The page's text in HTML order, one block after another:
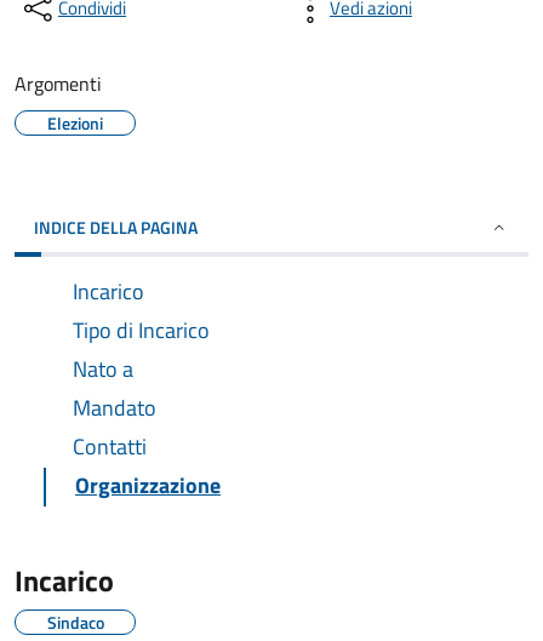
Condividi Vedi azioni
Argomenti
Elezioni
INDICE DELLA PAGINA
Incarico
Tipo di Incarico
Nato a
Mandato
Contatti
Organizzazione
Incarico
Sindaco